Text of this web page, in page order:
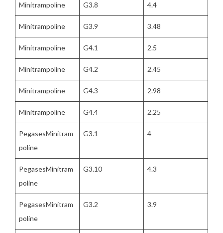
Minitrampoline G3.8 4.4
Minitrampoline G3.9 3.48
Minitrampoline G4.1 2.5
Minitrampoline G4.2 2.45
Minitrampoline G4.3 2.98
Minitrampoline G4.4 2.25
PegasesMinitram
poline
G3.1 4
PegasesMinitram
poline
G3.10 4.3
PegasesMinitram
poline
G3.2 3.9